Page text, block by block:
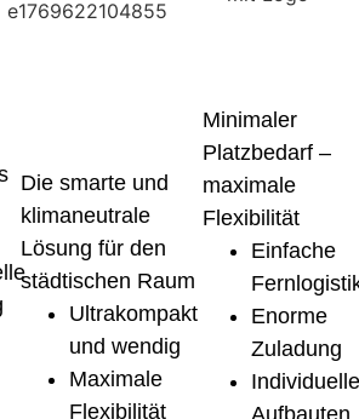
Die smarte und
klimaneutrale
Lösung für den
städtischen Raum
Ultrakompakt
und wendig
Maximale
Flexibilität
Minimaler
Platzbedarf –
maximale
Flexibilität
Einfache
Enorme
Zuladung
Individuelle
Aufbauten